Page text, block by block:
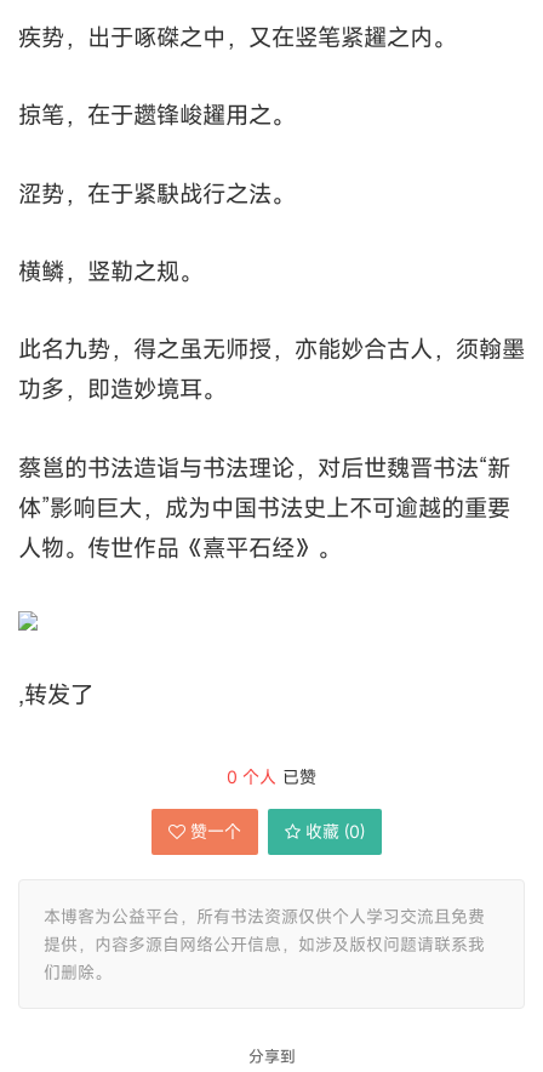
疾势，出于啄磔之中，又在竖笔紧趯之内。
掠笔，在于趱锋峻趯用之。
涩势，在于紧駃战行之法。
横鳞，竖勒之规。
此名九势，得之虽无师授，亦能妙合古人，须翰墨
功多，即造妙境耳。
蔡邕的书法造诣与书法理论，对后世魏晋书法“新
体”影响巨大，成为中国书法史上不可逾越的重要
人物。传世作品《熹平石经》。
,转发了
0 个人 已赞
赞一个 收藏 (0)
本博客为公益平台，所有书法资源仅供个人学习交流且免费
提供，内容多源自网络公开信息，如涉及版权问题请联系我
们删除。
分享到